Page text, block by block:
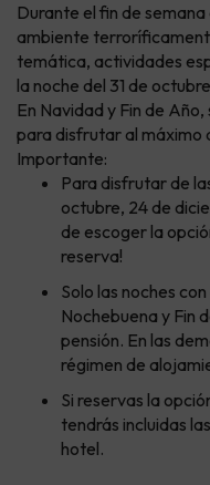
Durante el fin de
ambiente
temática, actividades
la noche del 31 de
En Navidad y Fin de
para disfrutar al máximo
Importante:
Para disfrutar de
octubre, 24 de
de escoger la
reserva!
Solo las noches
Nochebuena y Fin
pensión. En las
régimen de
Si reservas la
tendrás incluidas
hotel.